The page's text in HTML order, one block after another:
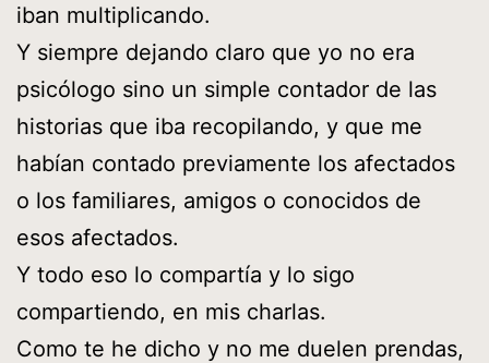
iban multiplicando.
Y siempre dejando claro que yo no era
psicólogo sino un simple contador de las
historias que iba recopilando, y que me
habían contado previamente los afectados
o los familiares, amigos o conocidos de
esos afectados.
Y todo eso lo compartía y lo sigo
compartiendo, en mis charlas.
Como te he dicho y no me duelen prendas,